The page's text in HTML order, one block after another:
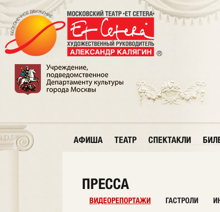
АФИША ТЕАТР СПЕКТАКЛИ
ПРЕССА
ВИДЕОРЕПОРТАЖИ ГАСТРОЛИ